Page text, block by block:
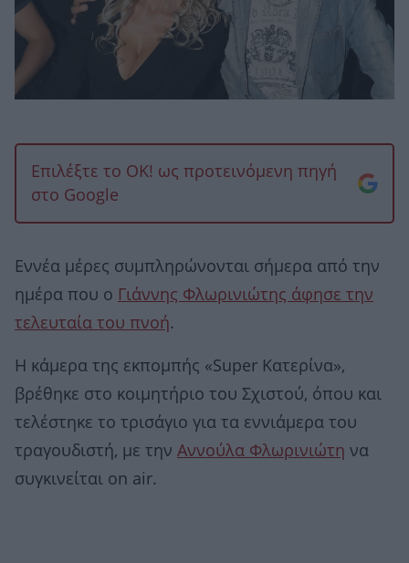
Επιλέξτε το OK! ως προτεινόμενη πηγή
στο Google
Εννέα μέρες συμπληρώνονται σήμερα από την
ημέρα που ο Γιάννης Φλωρινιώτης άφησε την
τελευταία του πνοή.
Η κάμερα της εκπομπής «Super Κατερίνα»,
βρέθηκε στο κοιμητήριο του Σχιστού, όπου και
τελέστηκε το τρισάγιο για τα εννιάμερα του
τραγουδιστή, με την Αννούλα Φλωρινιώτη να
συγκινείται on air.